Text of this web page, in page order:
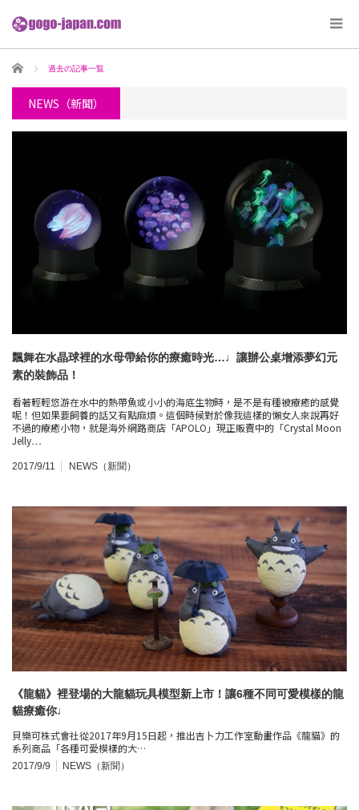
ホーム 過去の記事一覧
NEWS（新聞）
飄舞在水晶球裡的水母帶給你的療癒時光…♩讓辦公桌增添夢幻元
素的裝飾品！
看著輕輕悠游在水中的熱帶魚或小小的海底生物時，是不是有種被療癒的感覺
呢！但如果要飼養的話又有點麻煩。這個時候對於像我這樣的懶女人來說再好
不過的療癒小物，就是海外網路商店「APOLO」現正販賣中的「Crystal Moon
Jelly…
2017/9/11 NEWS（新聞）
《龍貓》裡登場的大龍貓玩具模型新上市！讓6種不同可愛模樣的龍
貓療癒你♩
貝樂可株式會社從2017年9月15日起，推出吉卜力工作室動畫作品《龍貓》的
系列商品「各種可愛模樣的大…
2017/9/9 NEWS（新聞）